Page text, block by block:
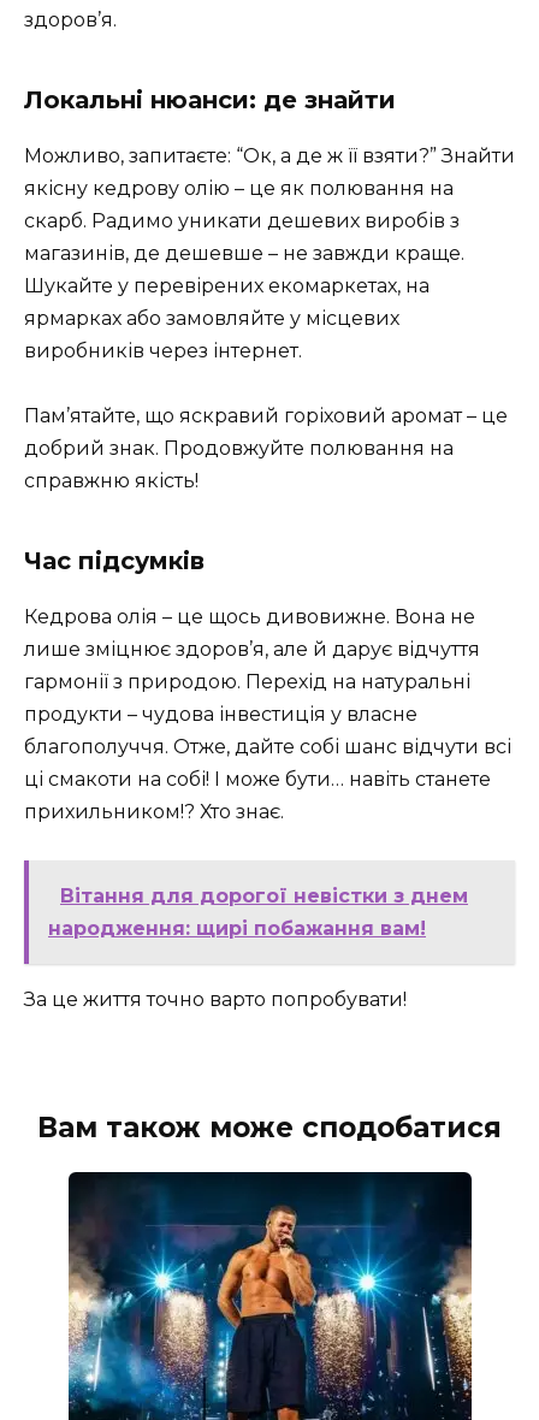
здоров’я.
Локальні нюанси: де знайти
Можливо, запитаєте: “Ок, а де ж її взяти?” Знайти
якісну кедрову олію – це як полювання на
скарб. Радимо уникати дешевих виробів з
магазинів, де дешевше – не завжди краще.
Шукайте у перевірених екомаркетах, на
ярмарках або замовляйте у місцевих
виробників через інтернет.
Пам’ятайте, що яскравий горіховий аромат – це
добрий знак. Продовжуйте полювання на
справжню якість!
Час підсумків
Кедрова олія – це щось дивовижне. Вона не
лише зміцнює здоров’я, але й дарує відчуття
гармонії з природою. Перехід на натуральні
продукти – чудова інвестиція у власне
благополуччя. Отже, дайте собі шанс відчути всі
ці смакоти на собі! І може бути… навіть станете
прихильником!? Хто знає.
Вітання для дорогої невістки з днем
народження: щирі побажання вам!
За це життя точно варто попробувати!
Вам також може сподобатися